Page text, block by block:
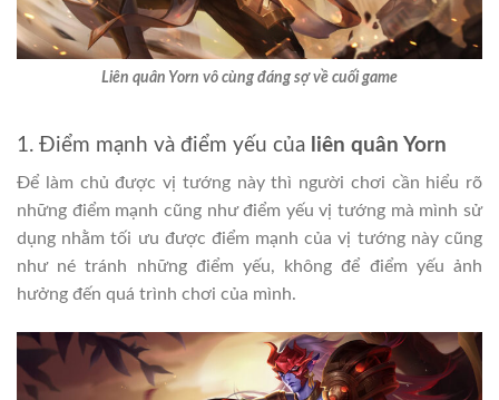
Liên quân Yorn vô cùng đáng sợ về cuối game
1. Điểm mạnh và điểm yếu của liên quân Yorn
Để làm chủ được vị tướng này thì người chơi cần hiểu rõ
những điểm mạnh cũng như điểm yếu vị tướng mà mình sử
dụng nhằm tối ưu được điểm mạnh của vị tướng này cũng
như né tránh những điểm yếu, không để điểm yếu ảnh
hưởng đến quá trình chơi của mình.